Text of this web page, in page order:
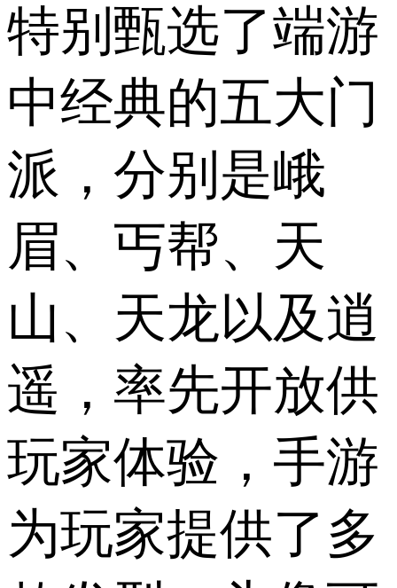
特别甄选了端游
中经典的五大门
派，分别是峨
眉、丐帮、天
山、天龙以及逍
遥，率先开放供
玩家体验，手游
为玩家提供了多